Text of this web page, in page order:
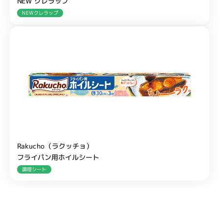
NEWクレラップ
Rakucho（ラクッチョ）
フライパン用ホイルシート
調理シート